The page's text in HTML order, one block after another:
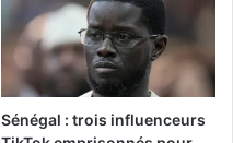
Sénégal : trois influenceurs